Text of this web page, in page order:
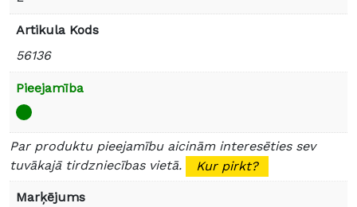
Artikula Kods
56136
Pieejamība
Par produktu pieejamību aicinām interesēties sev
tuvākajā tirdzniecības vietā.
Kur pirkt?
Marķējums